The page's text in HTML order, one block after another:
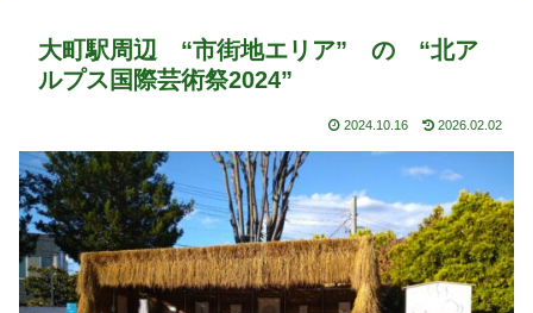
大町駅周辺 “市街地エリア” の “北ア
ルプス国際芸術祭2024”
2024.10.16 2026.02.02